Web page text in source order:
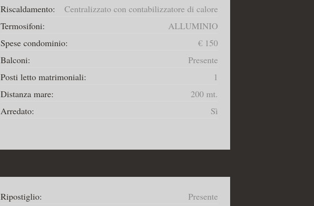
Riscaldamento:
Centralizzato con contabilizzatore di calore
Termosifoni:
ALLUMINIO
Spese condominio:
€ 150
Balconi:
Presente
Posti letto matrimoniali:
1
Distanza mare:
200 mt.
Arredato:
Sì
Ripostiglio:
Presente